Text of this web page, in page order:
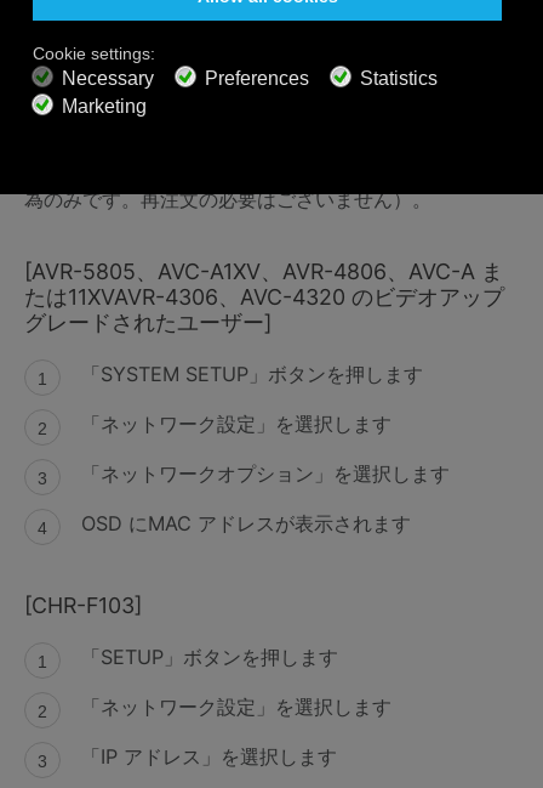
アップグレードオーダーシートを作成してから、「MAC
アドレスとオーダーの取得」アプリケーションを使用し
て製品のMAC アドレスを取得できます。そのMAC アド
レスをご使用ください。これをお忘れに なった場合は、
為のみです。再注文の必要はございません）。
[AVR-5805、AVC-A1XV、AVR-4806、AVC-A ま
たは11XVAVR-4306、AVC-4320 のビデオアップ
グレードされたユーザー]
「SYSTEM SETUP」ボタンを押します
「ネットワーク設定」を選択します
「ネットワークオプション」を選択します
OSD にMAC アドレスが表示されます
[CHR-F103]
「SETUP」ボタンを押します
「ネットワーク設定」を選択します
「IP アドレス」を選択します